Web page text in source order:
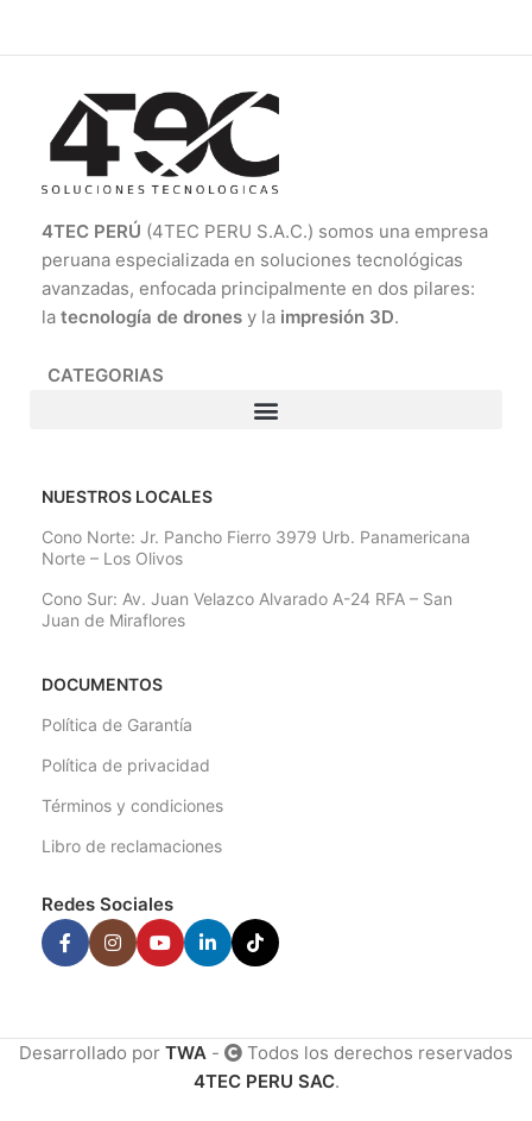
4TEC PERÚ (4TEC PERU S.A.C.) somos una empresa
peruana especializada en soluciones tecnológicas
avanzadas, enfocada principalmente en dos pilares:
la tecnología de drones y la impresión 3D.
CATEGORIAS
NUESTROS LOCALES
Cono Norte: Jr. Pancho Fierro 3979 Urb. Panamericana
Norte – Los Olivos
Cono Sur: Av. Juan Velazco Alvarado A-24 RFA – San
Juan de Miraflores
DOCUMENTOS
Política de Garantía
Política de privacidad
Términos y condiciones
Libro de reclamaciones
Redes Sociales
Desarrollado por TWA -
Todos los derechos reservados
4TEC PERU SAC.